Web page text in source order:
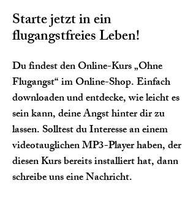
Starte jetzt in ein
flugangstfreies Leben!
Du findest den Online-Kurs „Ohne
Flugangst“ im Online-Shop. Einfach
downloaden und entdecke, wie leicht es
sein kann, deine Angst hinter dir zu
lassen. Solltest du Interesse an einem
videotauglichen MP3-Player haben, der
diesen Kurs bereits installiert hat, dann
schreibe uns eine Nachricht.